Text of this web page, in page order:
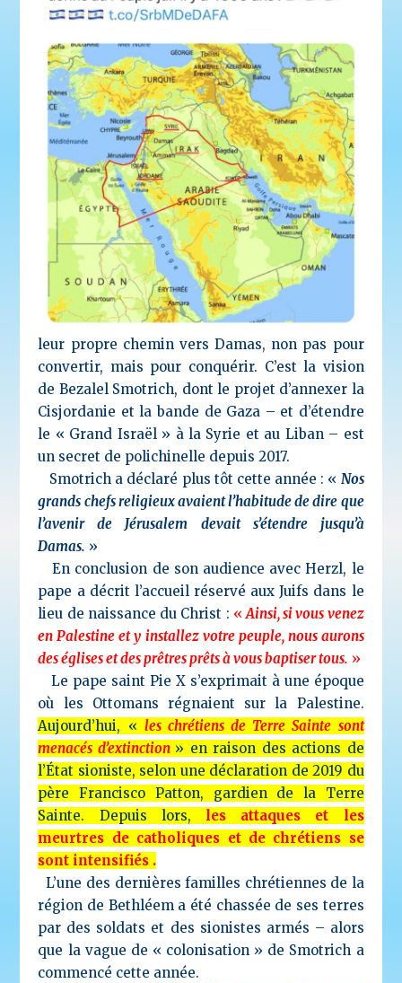
leur propre chemin vers Damas, non pas pour
convertir, mais pour conquérir. C’est la vision
de Bezalel Smotrich, dont le projet d’annexer la
Cisjordanie et la bande de Gaza – et d’étendre
le « Grand Israël » à la Syrie et au Liban – est
un secret de polichinelle depuis 2017.
Smotrich a déclaré plus tôt cette année : « Nos
grands chefs religieux avaient l’habitude de dire que
l’avenir de Jérusalem devait s’étendre jusqu’à
Damas. »
En conclusion de son audience avec Herzl, le
pape a décrit l’accueil réservé aux Juifs dans le
lieu de naissance du Christ : «Ainsi, si vous venez
en Palestine et y installez votre peuple, nous aurons
des églises et des prêtres prêts à vous baptiser tous. »
Le pape saint Pie X s’exprimait à une époque
où les Ottomans régnaient sur la Palestine.
Aujourd’hui, « les chrétiens de Terre Sainte sont
menacés d’extinction » en raison des actions de
l’État sioniste, selon une déclaration de 2019 du
père Francisco Patton, gardien de la Terre
Sainte. Depuis lors, les attaques et les
meurtres de catholiques et de chrétiens se
sont intensifiés .
L’une des dernières familles chrétiennes de la
région de Bethléem a été chassée de ses terres
par des soldats et des sionistes armés – alors
que la vague de « colonisation » de Smotrich a
commencé cette année.